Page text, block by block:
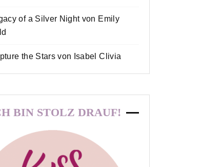
of a Silver Night von Emily
the Stars von Isabel Clivia
BIN STOLZ DRAUF!